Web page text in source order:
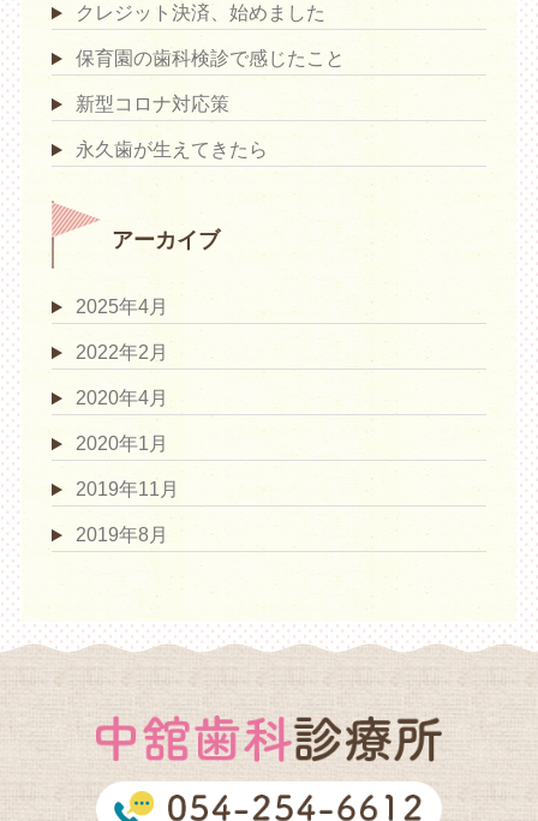
クレジット決済、始めました
保育園の歯科検診で感じたこと
新型コロナ対応策
永久歯が生えてきたら
アーカイブ
2025年4月
2022年2月
2020年4月
2020年1月
2019年11月
2019年8月